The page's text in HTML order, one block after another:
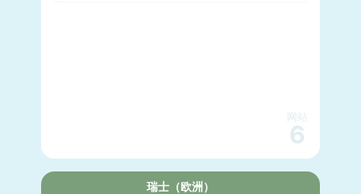
网站
6
瑞士（欧洲）